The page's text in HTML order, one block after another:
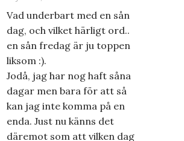
Vad underbart med en sån
dag, och vilket härligt ord..
en sån fredag är ju toppen
liksom :).
Jodå, jag har nog haft såna
dagar men bara för att så
kan jag inte komma på en
enda. Just nu känns det
däremot som att vilken dag